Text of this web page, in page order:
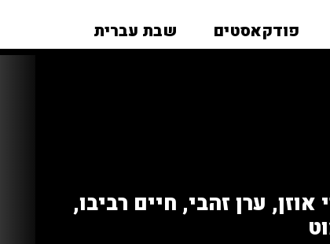
פודקאסטים שבת עברית
ערן זהבי, חיים רביבו,